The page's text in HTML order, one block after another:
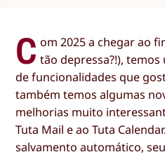
C om 2025 a chegar ao
tão depressa?!),
de funcionalidades que
também temos algumas
melhorias muito
Tuta Mail e ao Tuta
salvamento automático,